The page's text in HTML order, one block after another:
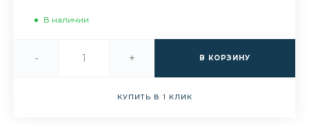
В наличии
- + В КОРЗИНУ
КУПИТЬ В 1 КЛИК